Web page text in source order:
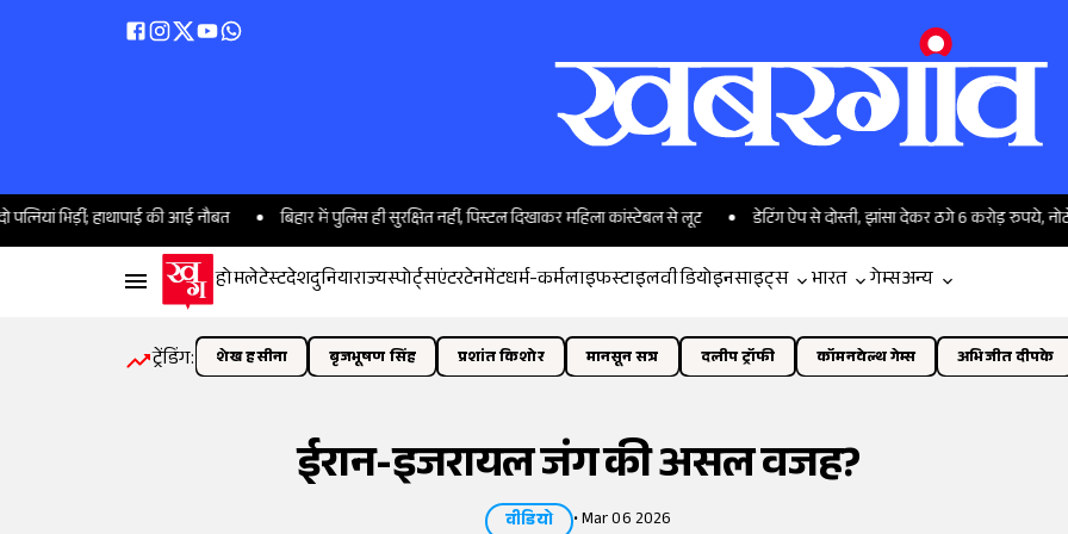
हाथापाई की आई नौबत बिहार में पुलिस ही सुरक्षित नहीं, पिस्टल दिखाकर महिला कांस्टेबल से लूट डेटिंग ऐप से दोस्ती, झांसा देकर ठगे 6 करोड़ रुपये, नोटों पर सोती
होमलेटेस्टदेशदुनियाराज्यस्पोर्ट्सएंटरटेनमेंटधर्म-कर्मलाइफस्टाइलवीडियोइनसाइट्स भारत गेम्सअन्य
ट्रेंडिंग: शेख हसीना बृजभूषण सिंह प्रशांत किशोर मानसून सत्र दलीप ट्रॉफी कॉमनवेल्थ गेम्स अभिजीत दीपके
ईरान-इजरायल जंग की असल वजह?
वीडियो •Mar 06 2026